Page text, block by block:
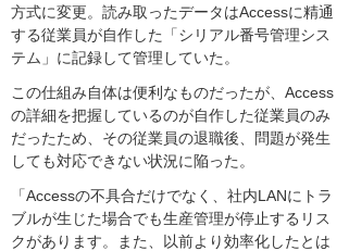
方式に変更。読み取ったデータはAccessに精通
する従業員が自作した「シリアル番号管理シス
テム」に記録して管理していた。
この仕組み自体は便利なものだったが、Access
の詳細を把握しているのが自作した従業員のみ
だったため、その従業員の退職後、問題が発生
しても対応できない状況に陥った。
「Accessの不具合だけでなく、社内LANにトラ
ブルが生じた場合でも生産管理が停止するリス
クがあります。また、以前より効率化したとは